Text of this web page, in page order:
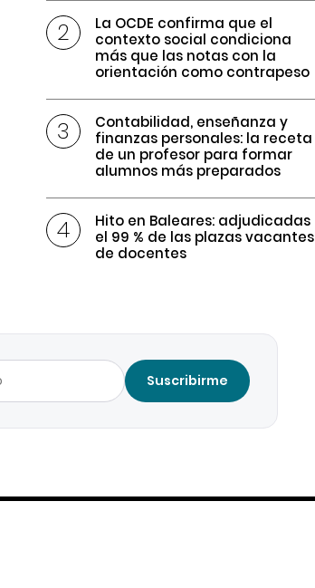
La OCDE confirma que el
contexto social condiciona
más que las notas con la
orientación como contrapeso
Contabilidad, enseñanza y
finanzas personales: la receta
de un profesor para formar
alumnos más preparados
Hito en Baleares: adjudicadas
el 99 % de las plazas vacantes
de docentes
Suscribirme